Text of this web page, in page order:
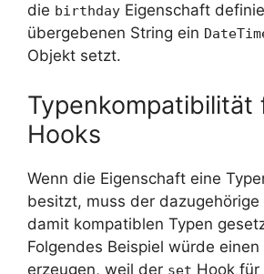
die birthday Eigenschaft
übergebenen String ein
Objekt setzt.
Typenkompatibilität
Hooks
Wenn die Eigenschaft eine
besitzt, muss der dazugehörige
damit kompatiblen Typen
Folgendes Beispiel würde
erzeugen, weil der set Hook für